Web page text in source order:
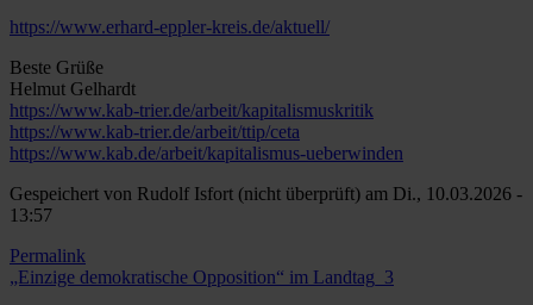
https://www.erhard-eppler-kreis.de/aktuell/
Beste Grüße
Helmut Gelhardt
https://www.kab-trier.de/arbeit/kapitalismuskritik
https://www.kab-trier.de/arbeit/ttip/ceta
https://www.kab.de/arbeit/kapitalismus-ueberwinden
Gespeichert von Rudolf Isfort (nicht überprüft) am Di., 10.03.2026 -
13:57
Permalink
„Einzige demokratische Opposition“ im Landtag_3